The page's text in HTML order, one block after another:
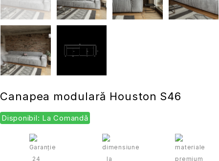
Canapea modulară Houston S46
Disponibil: La Comandă